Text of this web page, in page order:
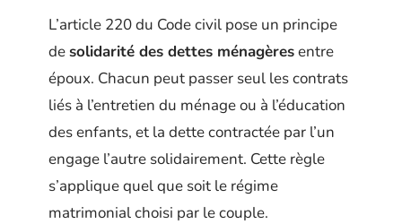
L’article 220 du Code civil pose un principe
desolidarité des dettes ménagèresentre
époux. Chacun peut passer seul les contrats
liés à l’entretien du ménage ou à l’éducation
des enfants, et la dette contractée par l’un
engage l’autre solidairement. Cette règle
s’applique quel que soit le régime
matrimonial choisi par le couple.